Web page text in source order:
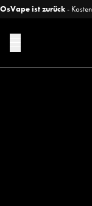
OsVape ist zurück-